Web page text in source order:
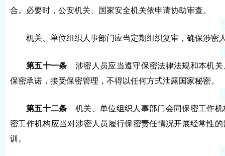
合。必要时，公安机关、国家安全机关依申请协助审查。
机关、单位组织人事部门应当定期组织复审，确保涉密
第五十一条 涉密人员应当遵守保密法律法规和本机
保密承诺，接受保密管理，不得以任何方式泄露国家秘密。
第五十二条 机关、单位组织人事部门会同保密工作
密工作机构应当对涉密人员履行保密责任情况开展经常性
训。